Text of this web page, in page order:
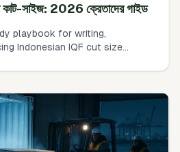
কাট-সাইজ: 2026 ক্রেতাদের গাইড
playbook for writing,
Indonesian IQF cut size
sieve methods, and AQL